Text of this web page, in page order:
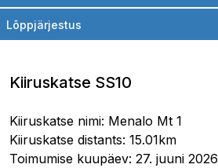
Lõppjärjestus
Kiiruskatse SS10
Kiiruskatse nimi: Menalo Mt 1
Kiiruskatse distants: 15.01km
Toimumise kuupäev: 27. juuni 2026